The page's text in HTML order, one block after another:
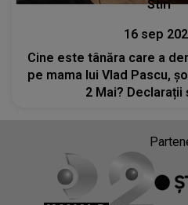
Stiri
16 sep
Cine este tânăra care a
pe mama lui Vlad Pascu,
2 Mai? Declarații